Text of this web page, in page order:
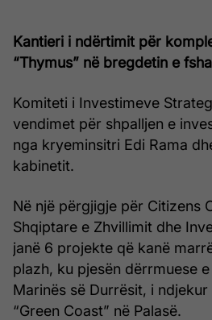
Kantieri i ndërtimit për
“Thymus” në bregdetin e
Komiteti i Investimeve
vendimet për shpalljen e
nga kryeminsitri Edi Rama
kabinetit.
Në një përgjigje për Citizens
Shqiptare e Zhvillimit dhe
janë 6 projekte që kanë
plazh, ku pjesën dërrmuese
Marinës së Durrësit, i
“Green Coast” në Palasë.